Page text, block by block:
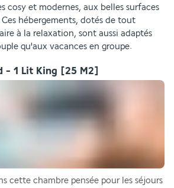
cosy et modernes, aux belles surfaces
hébergements, dotés de tout
à la relaxation, sont aussi adaptés
qu'aux vacances en groupe.
- 1 Lit King [25 M2]
cette chambre pensée pour les séjours